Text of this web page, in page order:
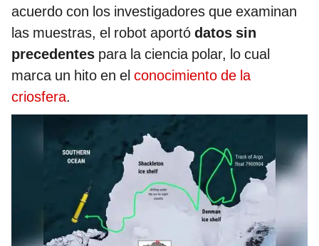
acuerdo con los investigadores que examinan
las muestras, el robot aportó datos sin
precedentes para la ciencia polar, lo cual
marca un hito en el conocimiento de la
criosfera.